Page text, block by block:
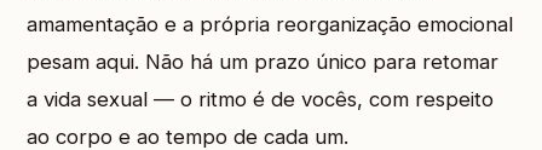
amamentação e a própria reorganização emocional
pesam aqui. Não há um prazo único para retomar
a vida sexual — o ritmo é de vocês, com respeito
ao corpo e ao tempo de cada um.